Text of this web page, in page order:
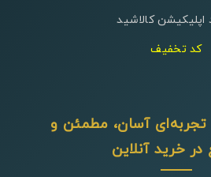
اپلیکیشن کالاشید
کد تخفیف
تجربه‌ای آسان، مطمئن و
خرید آنلاین